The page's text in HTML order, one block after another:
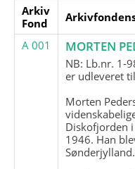
Arkiv
Fond
A 001
MORTEN
NB: Lb.nr. 1-
er udleveret
Morten
Diskofjorden
1946. Han